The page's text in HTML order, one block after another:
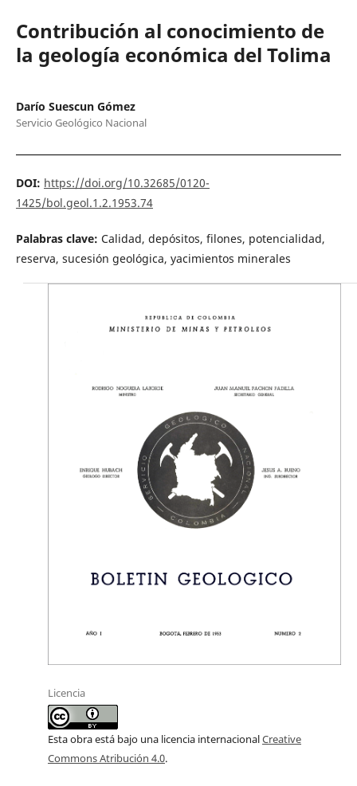
Contribución al conocimiento de
la geología económica del Tolima
Darío Suescun Gómez
Servicio Geológico Nacional
DOI: https://doi.org/10.32685/0120-
1425/bol.geol.1.2.1953.74
Palabras clave: Calidad, depósitos, filones, potencialidad,
reserva, sucesión geológica, yacimientos minerales
Licencia
Esta obra está bajo una licencia internacionalCreative
Commons Atribución 4.0.